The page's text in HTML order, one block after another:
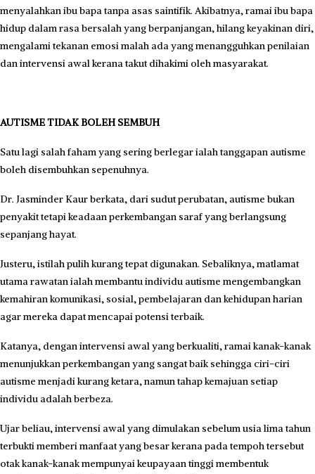
menyalahkan ibu bapa tanpa asas saintifik. Akibatnya, ramai ibu bapa
hidup dalam rasa bersalah yang berpanjangan, hilang keyakinan diri,
mengalami tekanan emosi malah ada yang menangguhkan penilaian
dan intervensi awal kerana takut dihakimi oleh masyarakat.
AUTISME TIDAK BOLEH SEMBUH
Satu lagi salah faham yang sering berlegar ialah tanggapan autisme
boleh disembuhkan sepenuhnya.
Dr. Jasminder Kaur berkata, dari sudut perubatan, autisme bukan
penyakit tetapi keadaan perkembangan saraf yang berlangsung
sepanjang hayat.
Justeru, istilah pulih kurang tepat digunakan. Sebaliknya, matlamat
utama rawatan ialah membantu individu autisme mengembangkan
kemahiran komunikasi, sosial, pembelajaran dan kehidupan harian
agar mereka dapat mencapai potensi terbaik.
Katanya, dengan intervensi awal yang berkualiti, ramai kanak-kanak
menunjukkan perkembangan yang sangat baik sehingga ciri-ciri
autisme menjadi kurang ketara, namun tahap kemajuan setiap
individu adalah berbeza.
Ujar beliau, intervensi awal yang dimulakan sebelum usia lima tahun
terbukti memberi manfaat yang besar kerana pada tempoh tersebut
otak kanak-kanak mempunyai keupayaan tinggi membentuk